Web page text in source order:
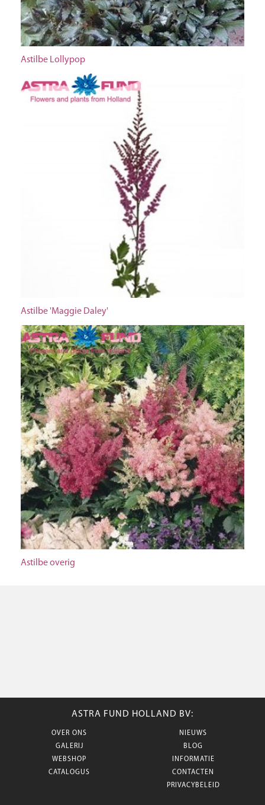
Astilbe Lollypop
Astilbe 'Maggie Daley'
Astilbe overig
ASTRA FUND HOLLAND BV:
OVER ONS
GALERIJ
WEBSHOP
CATALOGUS
NIEUWS
BLOG
INFORMATIE
CONTACTEN
PRIVACYBELEID